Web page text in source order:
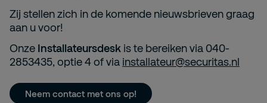
Zij stellen zich in de komende nieuwsbrieven graag
aan u voor!
Onze Installateursdesk is te bereiken via 040-
2853435, optie 4 of via installateur@securitas.nl
Neem contact met ons op!